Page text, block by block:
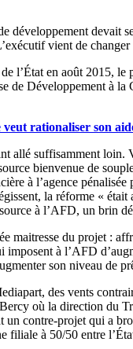
développement devait
vient de changer
l’État en août 2015, le
de Développement à la
rationaliser son
allé suffisamment loin.
bienvenue de
à l’agence pénalisée
la réforme « était
à l’AFD, un brin
maitresse du projet :
imposent à l’AFD
son niveau de
des vents
où la direction du
un contre-projet qui a
filiale à 50/50 entre